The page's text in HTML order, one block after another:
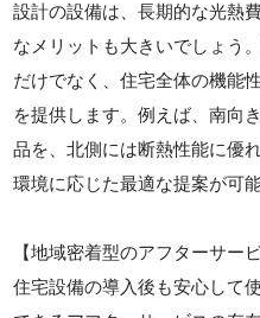
設計の設備は、長期的な光熱
なメリットも大きいでしょう
だけでなく、住宅全体の機能
を提供します。例えば、南向
品を、北側には断熱性能に優
環境に応じた最適な提案が可能
【地域密着型のアフターサー
住宅設備の導入後も安心して